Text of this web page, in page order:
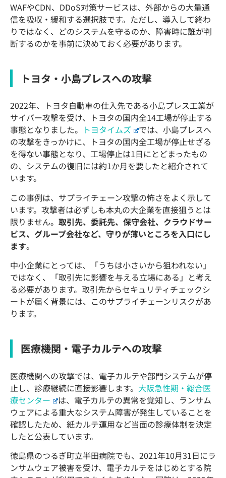
WAFやCDN、DDoS対策サービスは、外部からの大量通
信を吸収・緩和する選択肢です。ただし、導入して終わ
りではなく、どのシステムを守るのか、障害時に誰が判
断するのかを事前に決めておく必要があります。
トヨタ・小島プレスへの攻撃
2022年、トヨタ自動車の仕入先である小島プレス工業が
サイバー攻撃を受け、トヨタの国内全14工場が停止する
事態となりました。
トヨタイムズ
では、小島プレスへ
の攻撃をきっかけに、トヨタの国内全工場が停止せざる
を得ない事態となり、工場停止は1日にとどまったもの
の、システムの復旧には約1か月を要したと紹介されて
います。
この事例は、サプライチェーン攻撃の怖さをよく示して
います。攻撃者は必ずしも本丸の大企業を直接狙うとは
限りません。 取引先、委託先、保守会社、クラウドサー
ビス、グループ会社など、守りが薄いところを入口にし
ます。
中小企業にとっては、「うちは小さいから狙われない」
ではなく、「取引先に影響を与える立場にある」と考え
る必要があります。取引先からセキュリティチェックシ
ートが届く背景には、このサプライチェーンリスクがあ
ります。
医療機関・電子カルテへの攻撃
医療機関への攻撃では、電子カルテや部門システムが停
止し、診療継続に直接影響します。 大阪急性期・総合医
療センター
は、電子カルテの異常を覚知し、ランサム
ウェアによる重大なシステム障害が発生していることを
確認したため、紙カルテ運用など当面の診療体制を決定
したと公表しています。
徳島県のつるぎ町立半田病院でも、2021年10月31日にラ
ンサムウェア被害を受け、電子カルテをはじめとする院